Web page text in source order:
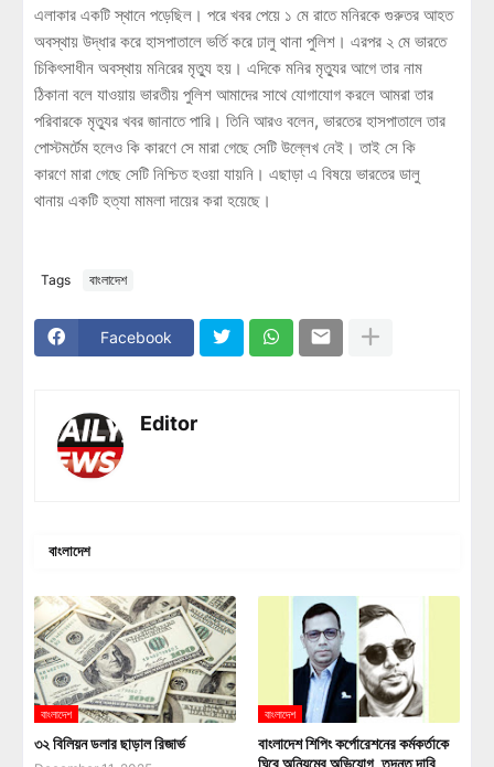
এলাকার একটি স্থানে পড়েছিল। পরে খবর পেয়ে ১ মে রাতে মনিরকে গুরুতর আহত
অবস্থায় উদ্ধার করে হাসপাতালে ভর্তি করে ঢালু থানা পুলিশ। এরপর ২ মে ভারতে
চিকিৎসাধীন অবস্থায় মনিরের মৃত্যু হয়। এদিকে মনির মৃত্যুর আগে তার নাম
ঠিকানা বলে যাওয়ায় ভারতীয় পুলিশ আমাদের সাথে যোগাযোগ করলে আমরা তার
পরিবারকে মৃত্যুর খবর জানাতে পারি। তিনি আরও বলেন, ভারতের হাসপাতালে তার
পোস্টমর্টেম হলেও কি কারণে সে মারা গেছে সেটি উল্লেখ নেই। তাই সে কি
কারণে মারা গেছে সেটি নিশ্চিত হওয়া যায়নি। এছাড়া এ বিষয়ে ভারতের ডালু
থানায় একটি হত্যা মামলা দায়ের করা হয়েছে।
Tags বাংলাদেশ
Facebook
Editor
বাংলাদেশ
বাংলাদেশ
৩২ বিলিয়ন ডলার ছাড়াল রিজার্ভ
বাংলাদেশ
বাংলাদেশ শিপিং কর্পোরেশনের কর্মকর্তাকে
ঘিরে অনিয়মের অভিযোগ, তদন্ত দাবি